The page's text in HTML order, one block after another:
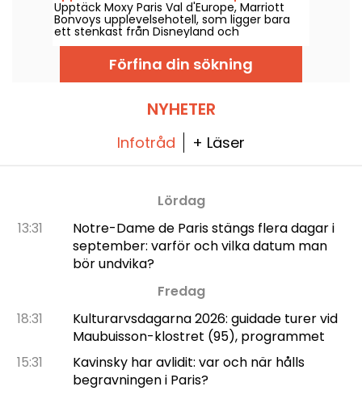
inredningsarkitekten Charles Zana.
Resultatet är väl värt alla omvägar: vi
besökte det och berättar allt om det!
Upptäck Moxy Paris Val d'Europe, Marriott
Bonvoys upplevelsehotell, som ligger bara
ett stenkast från Disneyland och
shoppingcentret La Vallée Village. En
designad och rolig anläggning med anslutna
rum och vänliga utrymmen, perfekt för
familjer och affärsresenärer.
Förfina din sökning
NYHETER
Infotråd + Läser
Lördag
13:31
Notre-Dame de Paris stängs flera dagar i
september: varför och vilka datum man
bör undvika?
Fredag
18:31
Kulturarvsdagarna 2026: guidade turer vid
Maubuisson-klostret (95), programmet
15:31
Kavinsky har avlidit: var och när hålls
begravningen i Paris?